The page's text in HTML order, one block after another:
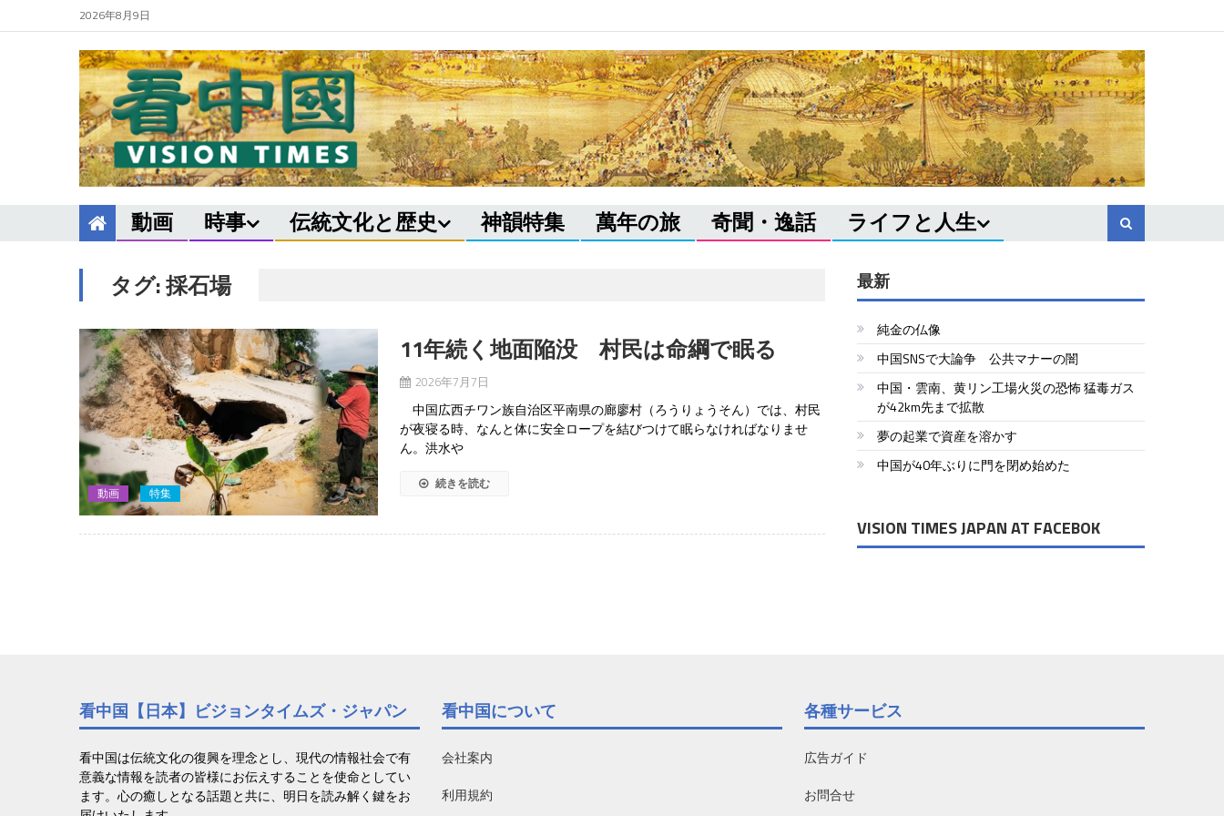
2026年8月9日
動画 時事 伝統文化と歴史 神韻特集 萬年の旅 奇聞・逸話 ライフと人生
タグ:採石場
動画 特集
11年続く地面陥没 村民は命綱で眠る
2026年7月7日
中国広西チワン族自治区平南県の廊廖村（ろうりょうそん）では、村民
が夜寝る時、なんと体に安全ロープを結びつけて眠らなければなりませ
ん。洪水や
続きを読む
最新
純金の仏像
中国SNSで大論争 公共マナーの闇
中国・雲南、黄リン工場火災の恐怖 猛毒ガス
が42km先まで拡散
夢の起業で資産を溶かす
中国が40年ぶりに門を閉め始めた
VISION TIMES JAPAN AT FACEBOK
看中国【日本】ビジョンタイムズ・ジャパン
看中国は伝統文化の復興を理念とし、現代の情報社会で有
意義な情報を読者の皆様にお伝えすることを使命としてい
ます。心の癒しとなる話題と共に、明日を読み解く鍵をお
看中国について
会社案内
利用規約
各種サービス
広告ガイド
お問合せ